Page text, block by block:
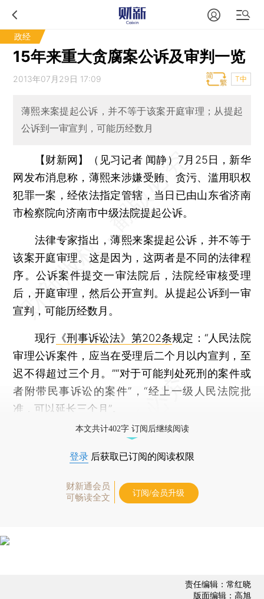
政经
15年来重大贪腐案公诉及审判一览
2013年07月29日 17:09 T中
薄熙来案提起公诉，并不等于该案开庭审理；从提起
公诉到一审宣判，可能历经数月
【财新网】（见习记者 闻静） 7月25日，新华
网发布消息称，薄熙来涉嫌受贿、贪污、滥用职权
犯罪一案，经依法指定管辖，当日已由山东省济南
市检察院向济南市中级法院提起公诉。
法律专家指出，薄熙来案提起公诉，并不等于
该案开庭审理。这是因为，这两者是不同的法律程
序。公诉案件提交一审法院后，法院经审核受理
后，开庭审理，然后公开宣判。从提起公诉到一审
宣判，可能历经数月。
现行 《刑事诉讼法》第202条规定：“人民法院
审理公诉案件，应当在受理后二个月以内宣判，至
迟不得超过三个月。”“对于可能判处死刑的案件或
者附带民事诉讼的案件”，“经上一级人民法院批
准，可以延长三个月”。
本文共计402字 订阅后继续阅读
登录 后获取已订阅的阅读权限
财新通会员
可畅读全文
订阅/会员升级
责任编辑：常红晓
版面编辑：高旭